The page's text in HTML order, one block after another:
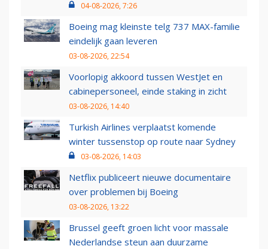
04-08-2026, 7:26
Boeing mag kleinste telg 737 MAX-familie
eindelijk gaan leveren
03-08-2026, 22:54
Voorlopig akkoord tussen WestJet en
cabinepersoneel, einde staking in zicht
03-08-2026, 14:40
Turkish Airlines verplaatst komende
winter tussenstop op route naar Sydney
03-08-2026, 14:03
Netflix publiceert nieuwe documentaire
over problemen bij Boeing
03-08-2026, 13:22
Brussel geeft groen licht voor massale
Nederlandse steun aan duurzame